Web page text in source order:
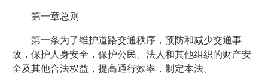
第一章总则
第一条为了维护道路交通秩序，预防和减少交通事
故，保护人身安全，保护公民、法人和其他组织的财产安
全及其他合法权益，提高通行效率，制定本法。